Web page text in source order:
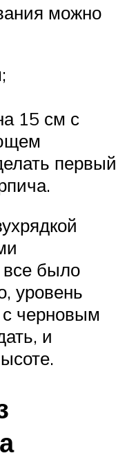
можно
15 см с
первый
все было
уровень
с черновым
и